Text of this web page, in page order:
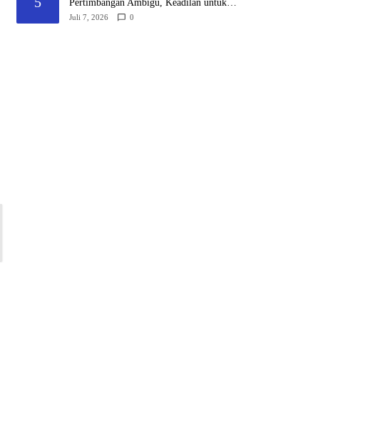
Pertimbangan Ambigu, Keadilan untuk
Masyarakat Adat Tetap Diperjuangkan
Juli 7, 2026 0